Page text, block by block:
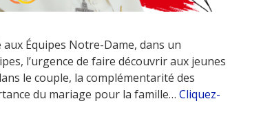
aux Équipes Notre-Dame, dans un
l’urgence de faire découvrir aux jeunes
le couple, la complémentarité des
du mariage pour la famille… Cliquez-